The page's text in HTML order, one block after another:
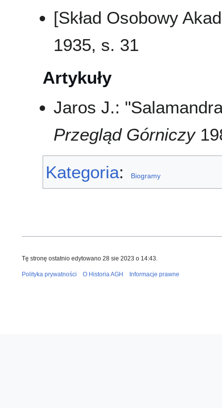
[Skład Osobowy
1935, s. 31
Artykuły
Jaros J.:
Przegląd Górniczy
Kategoria: Biogramy
Tę stronę ostatnio edytowano 28 sie 2023 o 14:43.
Polityka prywatności O Historia AGH Informacje prawne